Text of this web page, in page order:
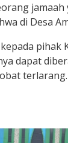
di Desa
pihak
dapat
terlarang.